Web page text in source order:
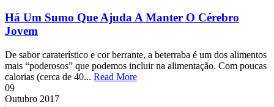
Há Um Sumo Que Ajuda A Manter O Cérebro
Jovem
De sabor caraterístico e cor berrante, a beterraba é um dos alimentos
mais “poderosos” que podemos incluir na alimentação. Com poucas
calorias (cerca de 40... Read More
09
Outubro 2017